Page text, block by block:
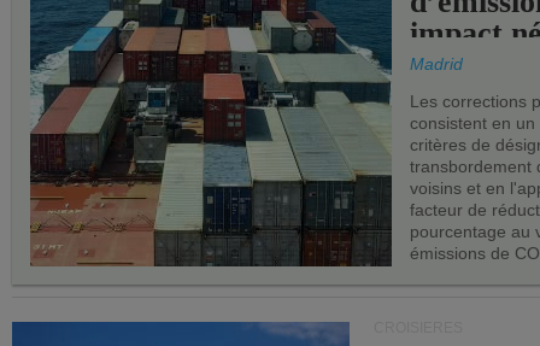
impact
les ports
Madrid
Les corrections
consistent en
critères de
transbordement
voisins et en
facteur de
pourcentage au
émissions de